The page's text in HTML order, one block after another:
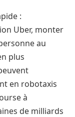
:
Uber, monter
au
plus
en robotaxis
à
de milliards